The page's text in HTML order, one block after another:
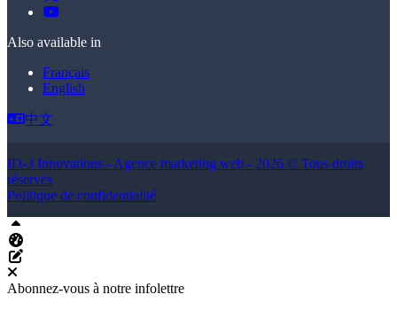
Also available in
Français
English
中文
ID-3 Innovations - Agence marketing web - 2026 © Tous droits
réservés
Politique de confidentialité
Abonnez-vous à notre infolettre